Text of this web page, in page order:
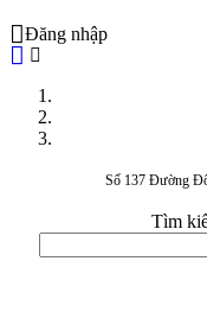
Đăng nhập
Số 137 Đường
Tìm